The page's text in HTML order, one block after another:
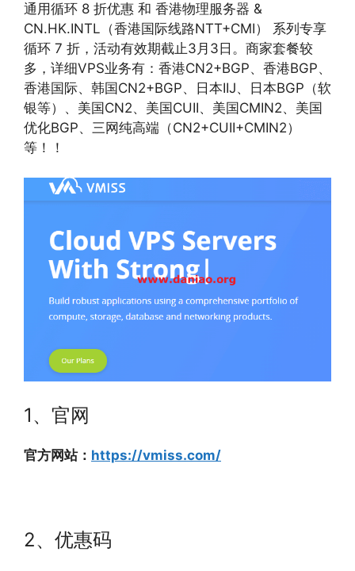
通用循环 8 折优惠 和 香港物理服务器 &
CN.HK.INTL（香港国际线路NTT+CMI） 系列专享
循环 7 折，活动有效期截止3月3日。商家套餐较
多，详细VPS业务有：香港CN2+BGP、香港BGP、
香港国际、韩国CN2+BGP、日本IIJ、日本BGP（软
银等）、美国CN2、美国CUII、美国CMIN2、美国
优化BGP、三网纯高端（CN2+CUII+CMIN2）
等！！
1、官网
官方网站： https://vmiss.com/
2、优惠码